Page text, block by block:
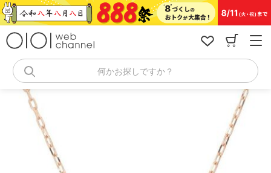
コ
ン
何かお探しですか？